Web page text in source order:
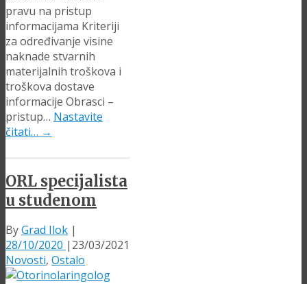
pravu na pristup
informacijama Kriteriji
za određivanje visine
naknade stvarnih
materijalnih troškova i
troškova dostave
informacije Obrasci –
pristup… Nastavite
čitati… →
ORL specijalista
u studenom
ByGrad Ilok |
28/10/2020 | 23/03/2021
Novosti, Ostalo